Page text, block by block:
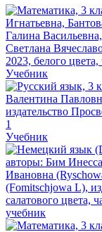
Учебник
Учебник
учебник